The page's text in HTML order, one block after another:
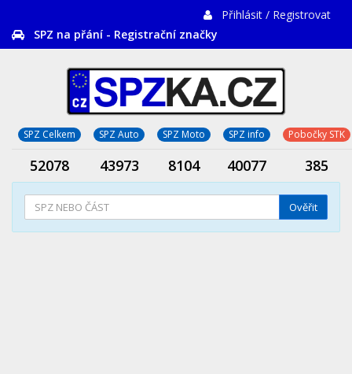
Přihlásit / Registrovat
SPZ na přání - Registrační značky
SPZ Celkem SPZ Auto SPZ Moto SPZ info Pobočky STK
52078 43973 8104 40077 385
Ověřit